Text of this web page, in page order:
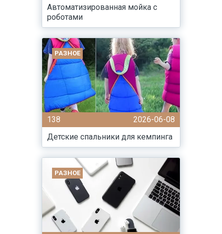
Автоматизированная мойка с
роботами
РАЗНОЕ
138
2026-06-08
Детские спальники для кемпинга
РАЗНОЕ